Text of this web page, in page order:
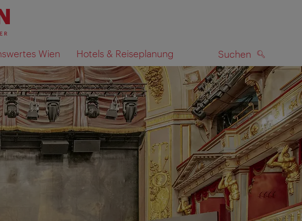
Wien Hotels & Reiseplanung Suchen
auf Karte anzeigen SUCHEN